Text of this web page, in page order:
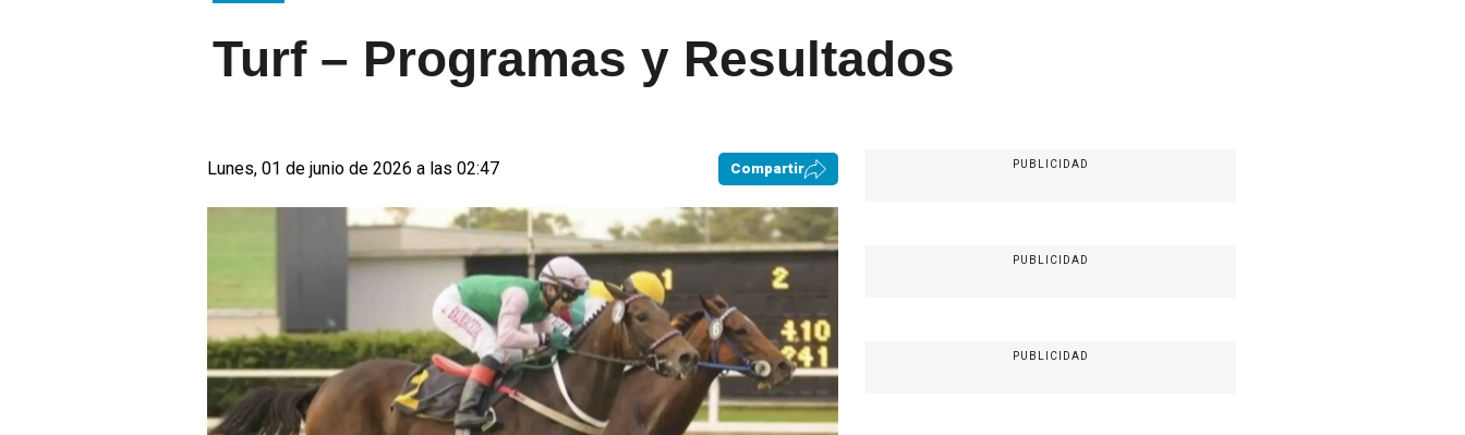
Turf – Programas y Resultados
Lunes, 01 de junio de 2026 a las 02:47 Compartir PUBLICIDAD
PUBLICIDAD
PUBLICIDAD